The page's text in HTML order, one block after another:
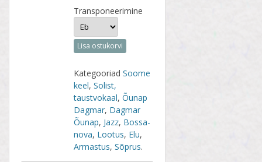
Transponeerimine
Lisa ostukorvi
KategooriadSoome
keel,Solist,
taustvokaal,Õunap
Dagmar, Dagmar
Õunap, Jazz, Bossa-
nova, Lootus, Elu,
Armastus,Sõprus.